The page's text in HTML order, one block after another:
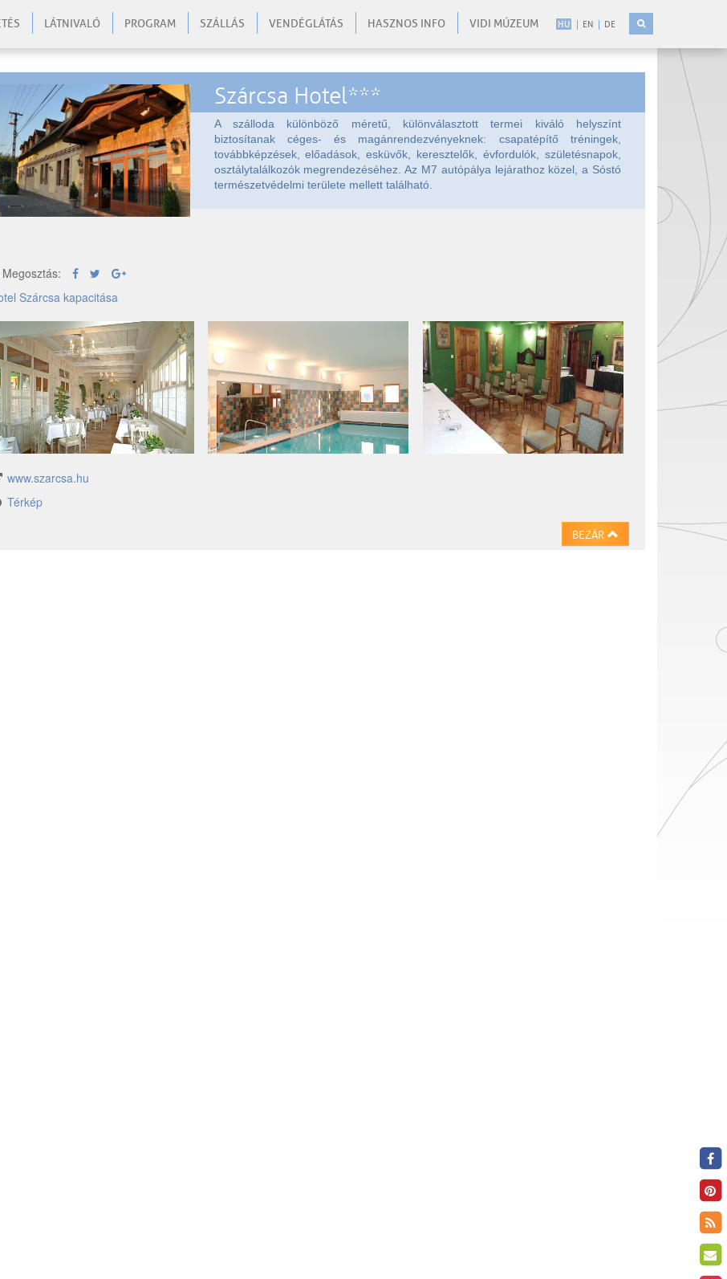
HU EN DE
LÁTNIVALÓ PROGRAM SZÁLLÁS VENDÉGLÁTÁS HASZNOS INFO VIDI MÚZEUM
Szárcsa Hotel***
A szálloda különböző méretű, különválasztott termei kiváló helyszínt
biztosítanak céges- és magánrendezvényeknek: csapatépítő tréningek,
továbbképzések, előadások, esküvők, keresztelők, évfordulók, születésnapok,
osztálytalálkozók megrendezéséhez. Az M7 autópálya lejárathoz közel, a Sóstó
természetvédelmi területe mellett található.
Szárcsa kapacitása
www.szarcsa.hu
Térkép
BEZÁR